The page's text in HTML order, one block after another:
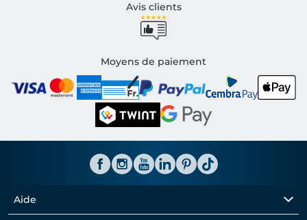
Avis clients
Moyens de paiement
Aide